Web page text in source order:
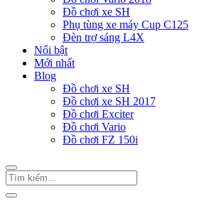
Đồ chơi xe SH
Phụ tùng xe máy Cup C125
Đèn trợ sáng L4X
Nổi bật
Mới nhất
Blog
Đồ chơi xe SH
Đồ chơi xe SH 2017
Đồ chơi Exciter
Đồ chơi Vario
Đồ chơi FZ 150i